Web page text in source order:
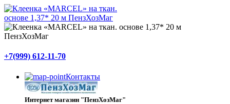
+7(999) 612-11-70
Контакты
Интернет магазин "ПензХозМаг"